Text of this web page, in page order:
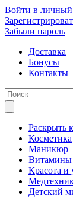
Войти в личный
Забыли пароль
Доставка
Бонусы
Контакты
Раскрыть
Косметика
Маникюр
Витамины
Красота и
Детский